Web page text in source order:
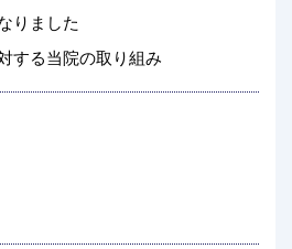
りました
する当院の取り組み